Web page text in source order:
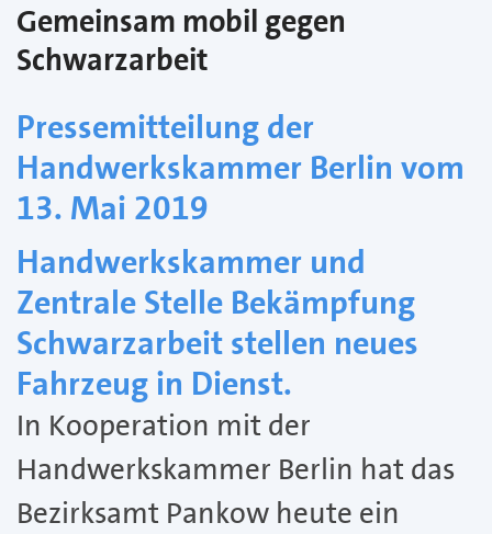
Gemeinsam mobil gegen
Schwarzarbeit
Pressemitteilung der
Handwerkskammer Berlin vom
13. Mai 2019
Handwerkskammer und
Zentrale Stelle Bekämpfung
Schwarzarbeit stellen neues
Fahrzeug in Dienst.
In Kooperation mit der
Handwerkskammer Berlin hat das
Bezirksamt Pankow heute ein